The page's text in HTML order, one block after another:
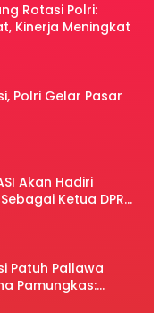
Rotasi Polri:
Kinerja Meningkat
Polri Gelar Pasar
Akan Hadiri
Ketua DPRD
Patuh Pallawa
Pamungkas:
Jadi